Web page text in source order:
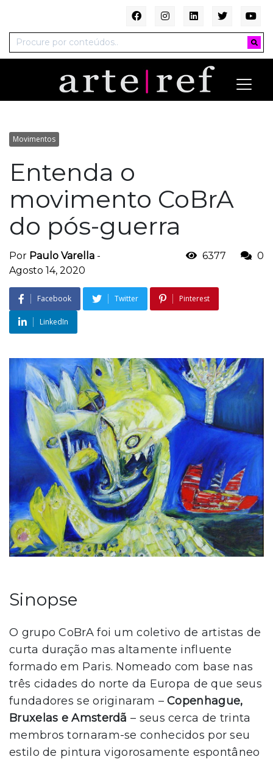
Movimentos
Entenda o
movimento CoBrA
do pós-guerra
Por Paulo Varella -
Agosto 14, 2020
6377 0
Facebook Twitter Pinterest
LinkedIn
Sinopse
O grupo CoBrA foi um coletivo de artistas de
curta duração mas altamente influente
formado em Paris. Nomeado com base nas
três cidades do norte da Europa de que seus
fundadores se originaram –Copenhague,
Bruxelas e Amsterdã – seus cerca de trinta
membros tornaram-se conhecidos por seu
estilo de pintura vigorosamente espontâneo